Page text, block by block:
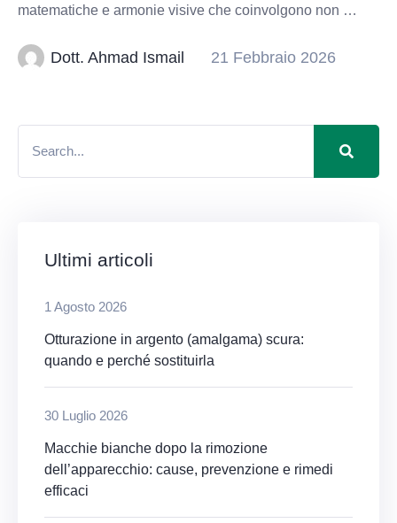
matematiche e armonie visive che coinvolgono non …
Dott. Ahmad Ismail 21 Febbraio 2026
Ultimi articoli
1 Agosto 2026
Otturazione in argento (amalgama) scura:
quando e perché sostituirla
30 Luglio 2026
Macchie bianche dopo la rimozione
dell’apparecchio: cause, prevenzione e rimedi
efficaci